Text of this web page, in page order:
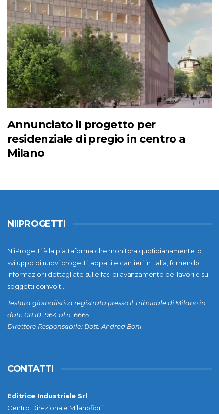
Annunciato il progetto per
residenziale di pregio in centro a
Milano
NIIPROGETTI
NiiProgetti è la piattaforma che monitora quotidianamente lo
sviluppo di nuovi progetti, appalti e cantieri in Italia, fornendo
informazioni dettagliate sulle fasi di avanzamento dei lavori e sui
soggetti coinvolti.
Testata giornalistica registrata presso il Tribunale di Milano in
data 08.10.1964 al n. 6665
Direttore Responsabile: Dott. Andrea Boni
CONTATTI
Editrice Industriale Srl
Centro Direzionale Milanofiori